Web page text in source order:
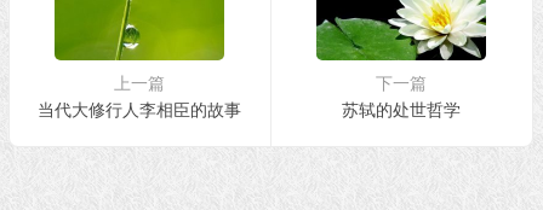
上一篇
当代大修行人李相臣的故事
下一篇
苏轼的处世哲学